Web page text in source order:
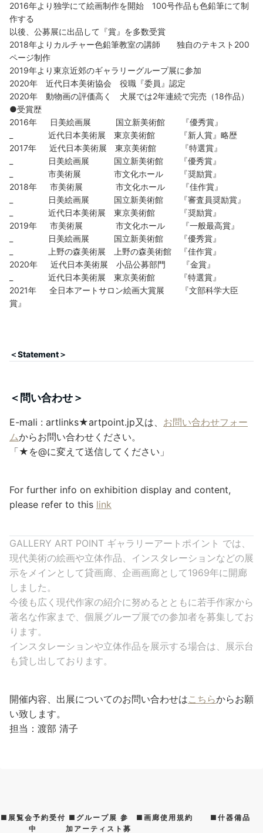
2016年より独学にて絵画制作を開始 100号作品も色鉛筆にて制
作する
以後、公募展に出品して『賞』を多数受賞
2018年よりカルチャー色鉛筆教室の講師 独自のテキスト200
ページ制作
2019年より東京近郊のギャラリーグループ展に参加
2020年 近代日本美術協会 役職『委員』認定
2020年 動物画の評価高く 犬展では2年連続で完売（18作品）
●受賞歴
2016年 日美絵画展 国立新美術館 『優秀賞』
_ 近代日本美術展 東京美術館 『新人賞』略歴
2017年 近代日本美術展 東京美術館 『特選賞』
_ 日美絵画展 国立新美術館 『優秀賞』
_ 市美術展 市文化ホール 『奨励賞』
2018年 市美術展 市文化ホール 『佳作賞』
_ 日美絵画展 国立新美術館 『審査員奨励賞』
_ 近代日本美術展 東京美術館 『奨励賞』
2019年 市美術展 市文化ホール 『一般最高賞』
_ 日美絵画展 国立新美術館 『優秀賞』
_ 上野の森美術展 上野の森美術館 『佳作賞』
2020年 近代日本美術展 小品公募部門 『金賞』
_ 近代日本美術展 東京美術館 『特選賞』
2021年 全日本アートサロン絵画大賞展 『文部科学大臣
賞』
＜Statement＞
＜問い合わせ＞
E-mali : artlinks★artpoint.jp又は、 お問い合わせフォー
ムからお問い合わせください。
「★を@に変えて送信してください」
For further info on exhibition display and content,
please refer to this link
GALLERY ART POINT ギャラリーアートポイント では、
現代美術の絵画や立体作品、インスタレーションなどの展
示をメインとして貸画廊、企画画廊として1969年に開廊
しました。
今後も広く現代作家の紹介に努めるとともに若手作家から
著名な作家まで、個展グループ展での参加者を募集してお
ります。
インスタレーションや立体作品を展示する場合は、展示台
も貸し出しております。
開催内容、出展についてのお問い合わせはこちらからお願
い致します。
担当：渡部 清子
■展覧会予約受付
中
■グループ展 参
加アーティスト募
■画廊使用規約 ■什器備品